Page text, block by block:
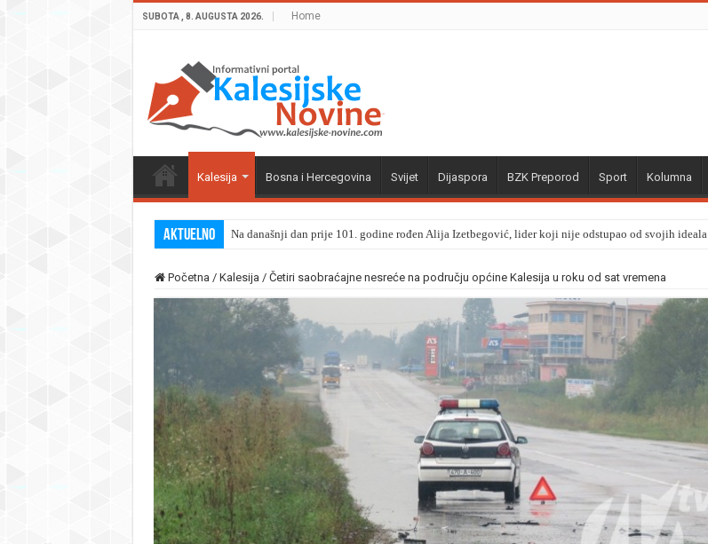
SUBOTA , 8. AUGUSTA 2026. Home
Kalesija Bosna i Hercegovina Svijet Dijaspora BZK Preporod Sport Kolumna
Aktuelno Na današnji dan prije 101. godine rođen Alija Izetbegović, lider koji nije odstupao od svojih ideala
Početna / Kalesija / Četiri saobraćajne nesreće na području općine Kalesija u roku od sat vremena